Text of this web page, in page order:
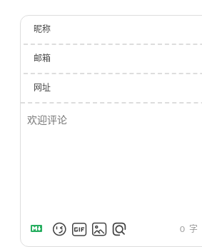
昵称
邮箱
网址
0 字